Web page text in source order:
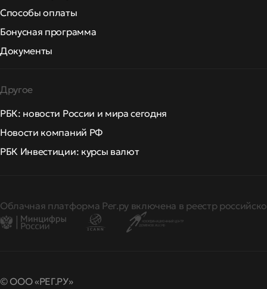
Способы оплаты
Бонусная программа
Документы
Другое
РБК: новости России и мира сегодня
Новости компаний РФ
РБК Инвестиции: курсы валют
Облачная платформа Рег.ру включена в реестр
© ООО «РЕГ.РУ»